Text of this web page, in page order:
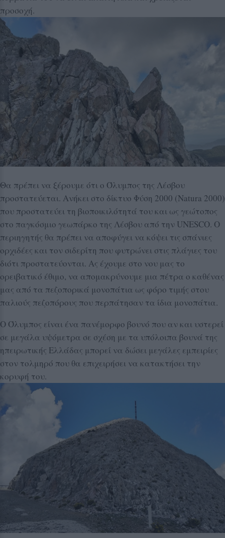
προσοχή.
Θα πρέπει να ξέρουμε ότι ο Όλυμπος της Λέσβου
προστατεύεται. Ανήκει στο δίκτυο Φύση 2000 (Νatura 2000)
που προστατεύει τη βιοποικιλότητά του και ως γεώτοπος
στο παγκόσμιο γεωπάρκο της Λέσβου από την UNESCO. Ο
περιηγητής θα πρέπει να αποφύγει να κόψει τις σπάνιες
ορχιδέες και τον σιδερίτη που φυτρώνει στις πλάγιες του
διότι προστατεύονται. Ας έχουμε στο νου μας το
ορειβατικό έθιμο, να απομακρύνουμε μια πέτρα ο καθένας
μας από τα πεζοπορικά μονοπάτια ως φόρο τιμής στου
παλιούς πεζοπόρους που περπάτησαν τα ίδια μονοπάτια.
Ο Όλυμπος είναι ένα πανέμορφο βουνό που αν και υστερεί
σε μεγάλα υψόμετρα σε σχέση με τα υπόλοιπα βουνά της
ηπειρωτικής Ελλάδας μπορεί να δώσει μεγάλες εμπειρίες
στον τολμηρό που θα επιχειρήσει να κατακτήσει την
κορυφή του.